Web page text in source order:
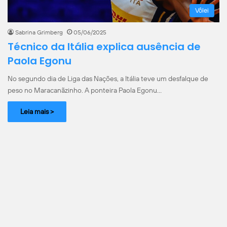
Vôlei
Sabrina Grimberg 05/06/2025
Técnico da Itália explica ausência de
Paola Egonu
No segundo dia de Liga das Nações, a Itália teve um desfalque de
peso no Maracanãzinho. A ponteira Paola Egonu…
Leia mais >